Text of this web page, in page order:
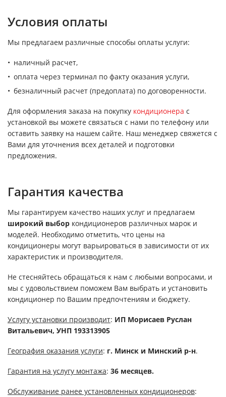
Условия оплаты
Мы предлагаем различные способы оплаты услуги:
наличный расчет,
оплата через терминал по факту оказания услуги,
безналичный расчет (предоплата) по договоренности.
Для оформления заказа на покупку кондиционера с
установкой вы можете связаться с нами по телефону или
оставить заявку на нашем сайте. Наш менеджер свяжется с
Вами для уточнения всех деталей и подготовки
предложения.
Гарантия качества
Мы гарантируем качество наших услуг и предлагаем
широкий выбор кондиционеров различных марок и
моделей. Необходимо отметить, что цены на
кондиционеры могут варьироваться в зависимости от их
характеристик и производителя.
Не стесняйтесь обращаться к нам с любыми вопросами, и
мы с удовольствием поможем Вам выбрать и установить
кондиционер по Вашим предпочтениям и бюджету.
Услугу установки производит: ИП Морисаев Руслан
Витальевич, УНП 193313905
География оказания услуги: г. Минск и Минский р-н.
Гарантия на услугу монтажа: 36 месяцев.
Обслуживание ранее установленных кондиционеров: